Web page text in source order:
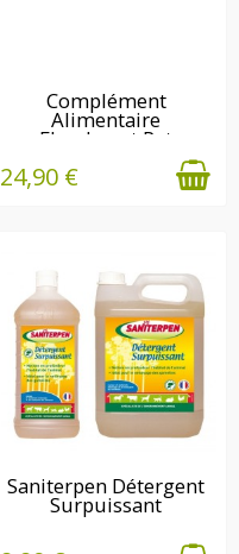
EN STOCK
Complément
Alimentaire
Floryboost Pet
24,90 €
EN STOCK
Saniterpen Détergent
Surpuissant